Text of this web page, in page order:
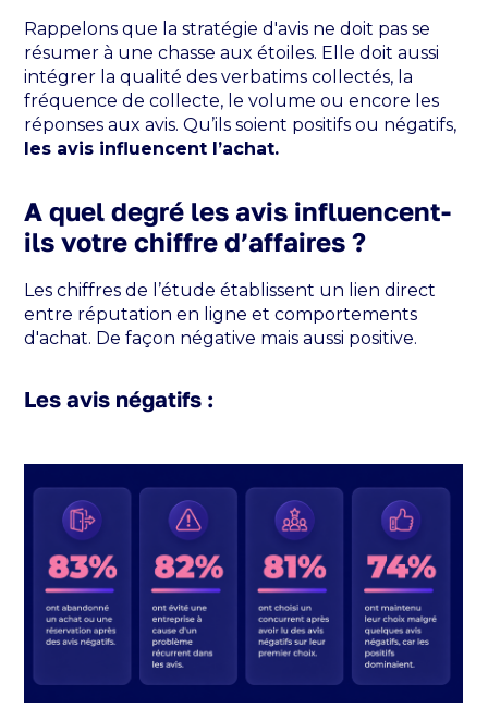
Rappelons que la stratégie d'avis ne doit pas se
résumer à une chasse aux étoiles. Elle doit aussi
intégrer la qualité des verbatims collectés, la
fréquence de collecte, le volume ou encore les
réponses aux avis. Qu’ils soient positifs ou négatifs,
les avis influencent l’achat.
A quel degré les avis influencent-
ils votre chiffre d’affaires ?
Les chiffres de l’étude établissent un lien direct
entre réputation en ligne et comportements
d'achat. De façon négative mais aussi positive.
Les avis négatifs :